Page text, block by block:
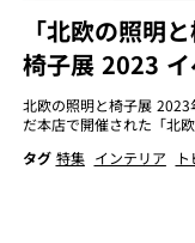
「北欧の照明と
椅子展 2023
北欧の照明と椅子展
だ本店で開催された「北
タグ 特集 インテリア